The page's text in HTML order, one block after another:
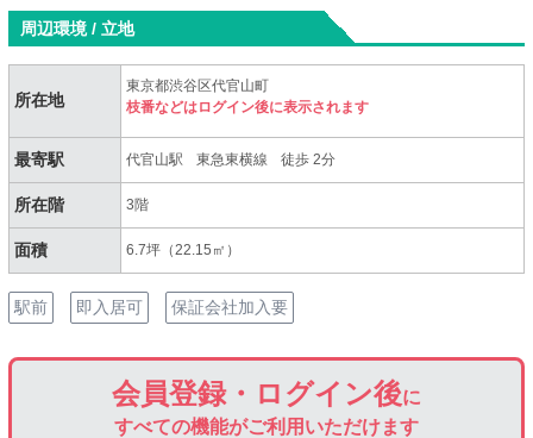
周辺環境 / 立地
所在地
東京都渋谷区代官山町
枝番などはログイン後に表示されます
最寄駅 代官山駅 東急東横線 徒歩 2分
所在階 3階
面積 6.7坪（22.15㎡）
駅前 即入居可 保証会社加入要
会員登録・ログイン後に
すべての機能がご利用いただけます